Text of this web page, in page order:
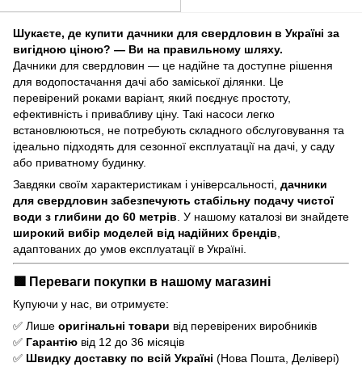
Шукаєте, де купити дачники для свердловин в Україні за
вигідною ціною? — Ви на правильному шляху.
Дачники для свердловин — це надійне та доступне рішення
для водопостачання дачі або заміської ділянки. Це
перевірений роками варіант, який поєднує простоту,
ефективність і привабливу ціну. Такі насоси легко
встановлюються, не потребують складного обслуговування та
ідеально підходять для сезонної експлуатації на дачі, у саду
або приватному будинку.
Завдяки своїм характеристикам і універсальності, дачники
для свердловин забезпечують стабільну подачу чистої
води з глибини до 60 метрів. У нашому каталозі ви знайдете
широкий вибір моделей від надійних брендів,
адаптованих до умов експлуатації в Україні.
🟩 Переваги покупки в нашому магазині
Купуючи у нас, ви отримуєте:
✅ Лише оригінальні товари від перевірених виробників
✅ Гарантію від 12 до 36 місяців
✅ Швидку доставку по всій Україні (Нова Пошта, Делівері)